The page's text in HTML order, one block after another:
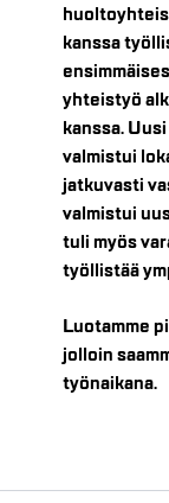
kanssa
yhteistyö
kanssa.
valmistui
jatkuvasti
valmistui
tuli myös
työllistää
Luotamme
jolloin
työnaikana.